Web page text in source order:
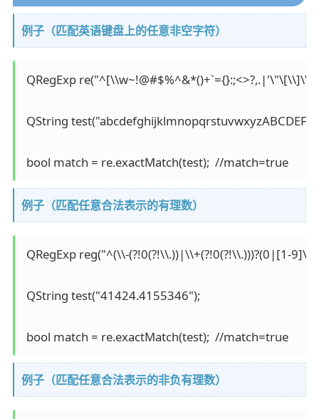
例子（匹配英语键盘上的任意非空字符）
QRegExp
QString
bool match = re.exactMatch(test);  //match=true
例子（匹配任意合法表示的有理数）
QRegExp reg("^(\\-(?!0(?!\\.))|\\+(?!0(?!\\.)))?(0|[1-
QString test("41424.4155346");
bool match = re.exactMatch(test);  //match=true
例子（匹配任意合法表示的非负有理数）